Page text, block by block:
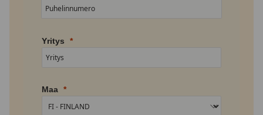
Yritys
Maa